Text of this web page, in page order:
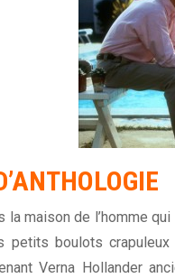
la maison de l’homme
petits boulots
Verna Hollander